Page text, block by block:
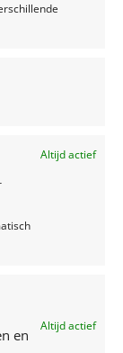
Altijd actief
en
Altijd actief